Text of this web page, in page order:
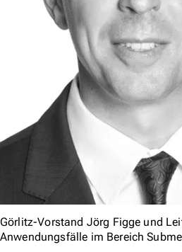
Görlitz-Vorstand Jörg Figge und
Anwendungsfälle im Bereich